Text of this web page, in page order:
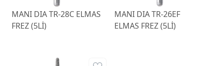
MANI DIA TR-28C ELMAS
FREZ (5Lİ)
MANI DIA TR-26EF
ELMAS FREZ (5Lİ)